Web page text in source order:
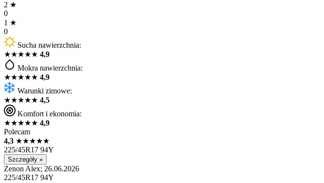
2 ★
0
1 ★
0
Sucha nawierzchnia:
★★★★★ 4,9
Mokra nawierzchnia:
★★★★★ 4,9
Warunki zimowe:
★★★★★ 4,5
Komfort i ekonomia:
★★★★★ 4,9
Polecam
4,3 ★★★★★
225/45R17 94Y
Szczegóły »
Zenon Alex; 26.06.2026
225/45R17 94Y